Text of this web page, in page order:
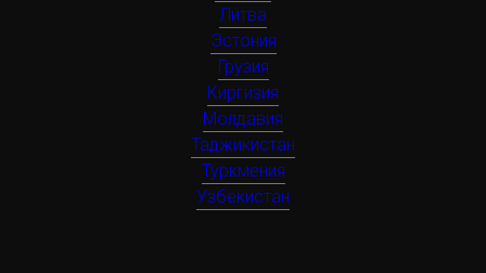
Литва
Эстония
Грузия
Киргизия
Молдавия
Таджикистан
Туркмения
Узбекистан